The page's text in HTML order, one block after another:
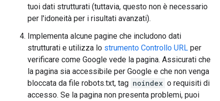
tuoi dati strutturati (tuttavia, questo non è necessario
per l'idoneità per i risultati avanzati).
Implementa alcune pagine che includono dati
strutturati e utilizza lo strumento Controllo URL per
verificare come Google vede la pagina. Assicurati che
la pagina sia accessibile per Google e che non venga
bloccata da file robots.txt, tag noindex o requisiti di
accesso. Se la pagina non presenta problemi, puoi